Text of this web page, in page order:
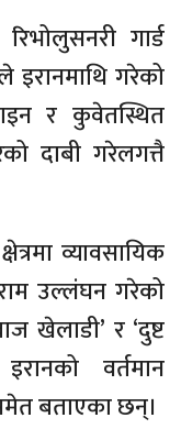
गार्ड
गरेको
र कुवेतस्थित
दाबी गरेलगत्तै
व्यावसायिक
उल्लंघन गरेको
खेलाडी’ र ‘दुष्ट
वर्तमान
बताएका छन्।